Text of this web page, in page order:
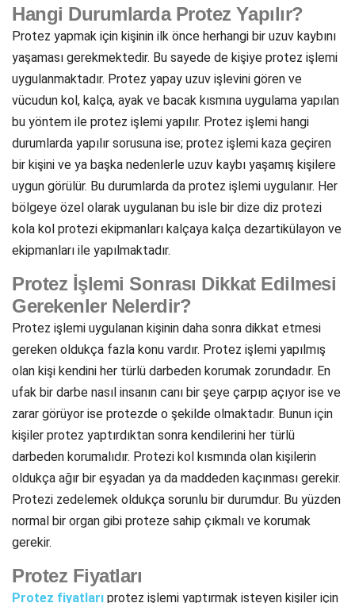
Hangi Durumlarda Protez Yapılır?
Protez yapmak için kişinin ilk önce herhangi bir uzuv kaybını
yaşaması gerekmektedir. Bu sayede de kişiye protez işlemi
uygulanmaktadır. Protez yapay uzuv işlevini gören ve
vücudun kol, kalça, ayak ve bacak kısmına uygulama yapılan
bu yöntem ile protez işlemi yapılır. Protez işlemi hangi
durumlarda yapılır sorusuna ise; protez işlemi kaza geçiren
bir kişini ve ya başka nedenlerle uzuv kaybı yaşamış kişilere
uygun görülür. Bu durumlarda da protez işlemi uygulanır. Her
bölgeye özel olarak uygulanan bu isle bir dize diz protezi
kola kol protezi ekipmanları kalçaya kalça dezartikülayon ve
ekipmanları ile yapılmaktadır.
Protez İşlemi Sonrası Dikkat Edilmesi
Gerekenler Nelerdir?
Protez işlemi uygulanan kişinin daha sonra dikkat etmesi
gereken oldukça fazla konu vardır. Protez işlemi yapılmış
olan kişi kendini her türlü darbeden korumak zorundadır. En
ufak bir darbe nasıl insanın canı bir şeye çarpıp açıyor ise ve
zarar görüyor ise protezde o şekilde olmaktadır. Bunun için
kişiler protez yaptırdıktan sonra kendilerini her türlü
darbeden korumalıdır. Protezi kol kısmında olan kişilerin
oldukça ağır bir eşyadan ya da maddeden kaçınması gerekir.
Protezi zedelemek oldukça sorunlu bir durumdur. Bu yüzden
normal bir organ gibi proteze sahip çıkmalı ve korumak
gerekir.
Protez Fiyatları
Protez fiyatları protez işlemi yaptırmak isteyen kişiler için